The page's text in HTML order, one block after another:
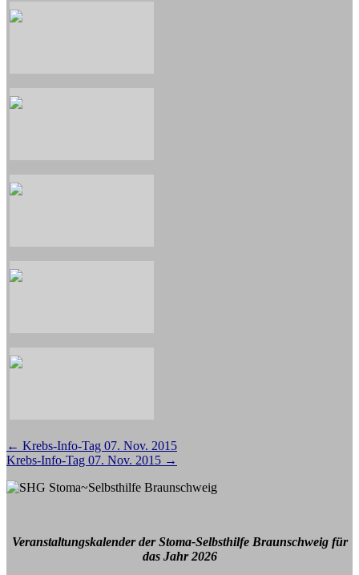
Beitragsnavigation
← Krebs-Info-Tag 07. Nov. 2015
Krebs-Info-Tag 07. Nov. 2015 →
Veranstaltungskalender der Stoma-Selbsthilfe Braunschweig für
das Jahr 2026